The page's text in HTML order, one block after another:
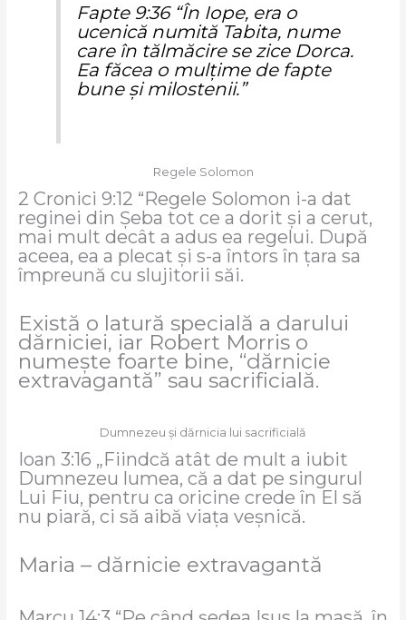
Fapte 9:36 “În Iope, era o
ucenică numită Tabita, nume
care în tălmăcire se zice Dorca.
Ea făcea o mulţime de fapte
bune şi milostenii.”
Regele Solomon
2 Cronici 9:12 “Regele Solomon i-a dat
reginei din Şeba tot ce a dorit şi a cerut,
mai mult decât a adus ea regelui. După
aceea, ea a plecat şi s-a întors în ţara sa
împreună cu slujitorii săi.
Există o latură specială a darului
dărniciei, iar Robert Morris o
numește foarte bine, “dărnicie
extravagantă” sau sacrificială.
Dumnezeu și dărnicia lui sacrificială
Ioan 3:16 „Fiindcă atât de mult a iubit
Dumnezeu lumea, că a dat pe singurul
Lui Fiu, pentru ca oricine crede în El să
nu piară, ci să aibă viaţa veșnică.
Maria – dărnicie extravagantă